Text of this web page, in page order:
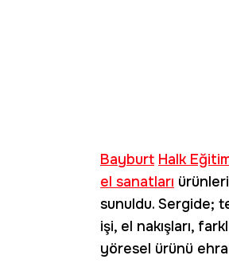
Bayburt Halk
el sanatları
sunuldu. Sergide;
işi, el nakışları,
yöresel ürünü